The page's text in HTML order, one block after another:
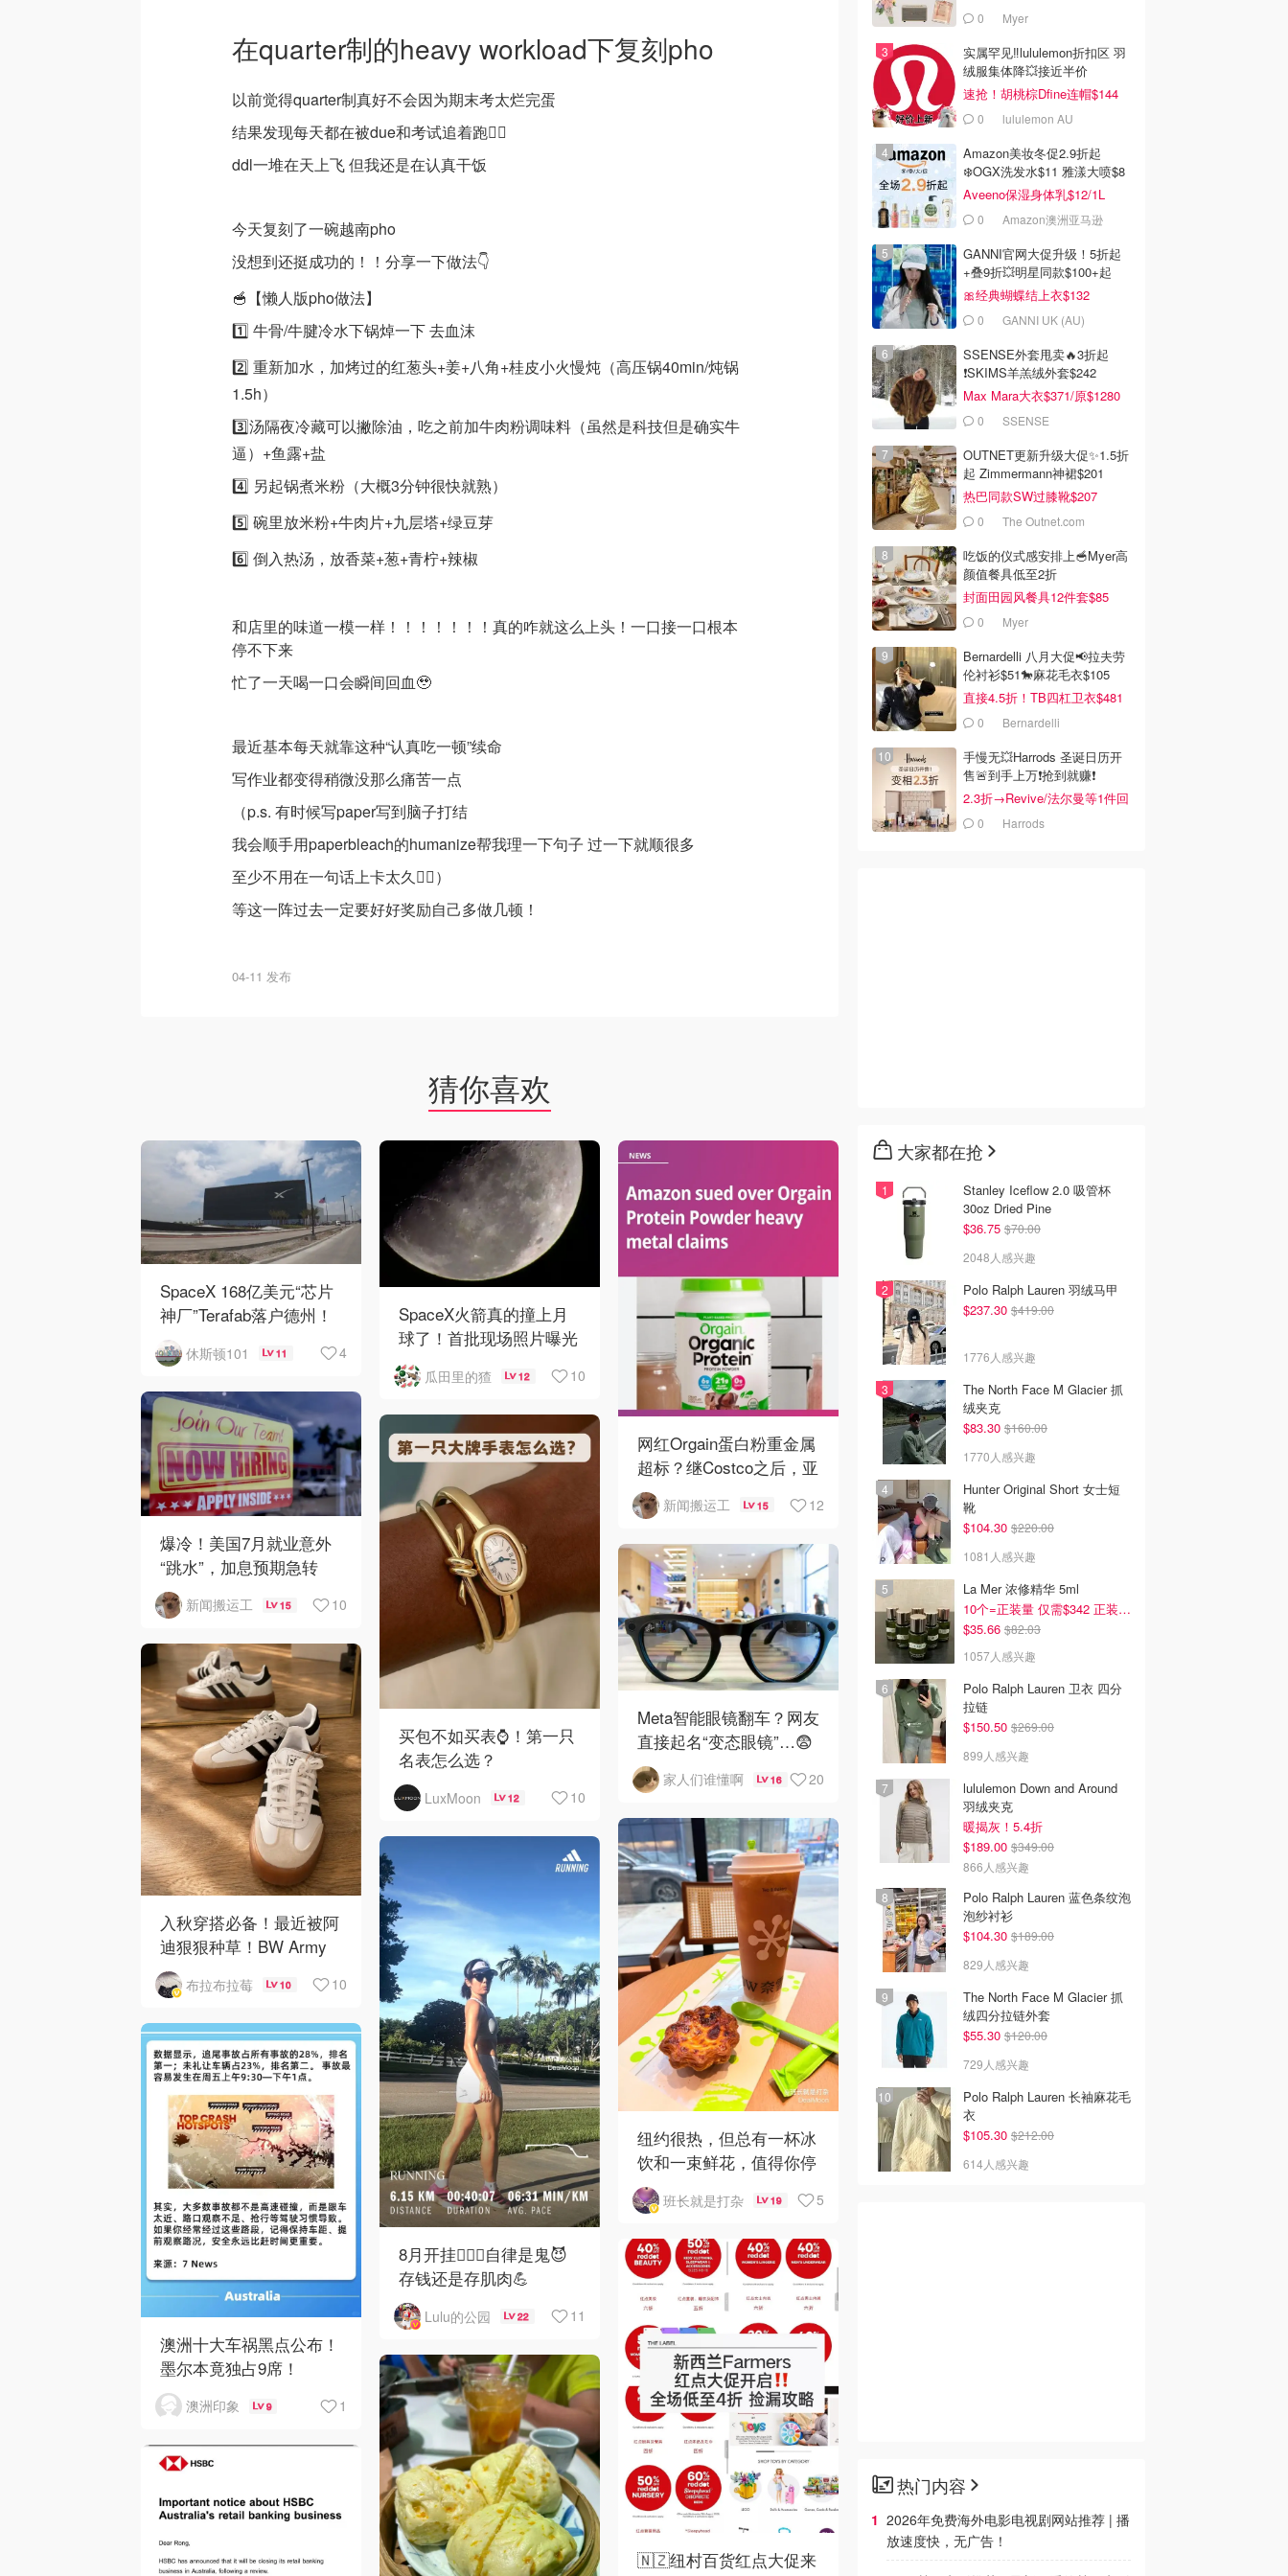
在quarter制的heavy workload下复刻pho
以前觉得quarter制真好不会因为期末考太烂完蛋
结果发现每天都在被due和考试追着跑🙂‍↕️
ddl一堆在天上飞 但我还是在认真干饭
今天复刻了一碗越南pho
没想到还挺成功的！！分享一下做法👇
🥣【懒人版pho做法】
1️⃣ 牛骨/牛腱冷水下锅焯一下 去血沫
2️⃣ 重新加水，加烤过的红葱头+姜+八角+桂皮小火慢炖（高压锅40min/炖锅
1.5h）
3️⃣汤隔夜冷藏可以撇除油，吃之前加牛肉粉调味料（虽然是科技但是确实牛
逼）+鱼露+盐
4️⃣ 另起锅煮米粉（大概3分钟很快就熟）
5️⃣ 碗里放米粉+牛肉片+九层塔+绿豆芽
6️⃣ 倒入热汤，放香菜+葱+青柠+辣椒
和店里的味道一模一样！！！！！！！真的咋就这么上头！一口接一口根本
停不下来
忙了一天喝一口会瞬间回血🥹
最近基本每天就靠这种“认真吃一顿”续命
写作业都变得稍微没那么痛苦一点
（p.s. 有时候写paper写到脑子打结
我会顺手用paperbleach的humanize帮我理一下句子 过一下就顺很多
至少不用在一句话上卡太久🙂‍↕️）
等这一阵过去一定要好好奖励自己多做几顿！
04-11 发布
猜你喜欢
SpaceX 168亿美元“芯片
神厂”Terafab落户德州！
休斯顿101 11 4
SpaceX火箭真的撞上月
球了！首批现场照片曝光
瓜田里的猹 12 10
网红Orgain蛋白粉重金属
超标？继Costco之后，亚
马逊也被告了！
新闻搬运工 15 12
爆冷！美国7月就业意外
“跳水”，加息预期急转
弯！
新闻搬运工 15 10
买包不如买表⌚️！第一只
名表怎么选？
LuxMoon 12 10
Meta智能眼镜翻车？网友
直接起名“变态眼镜”…😨
家人们谁懂啊 16 20
入秋穿搭必备！最近被阿
迪狠狠种草！BW Army
和 Sambae 值得拥有！
布拉布拉莓 10 10
纽约很热，但总有一杯冰
饮和一束鲜花，值得你停
下脚步🌻
班长就是打杂 19 5
8月开挂🏃🏻‍♀️自律是鬼😈
存钱还是存肌肉💪
Lulu的公园 22 11
澳洲十大车祸黑点公布！
墨尔本竟独占9席！
澳洲印象 9 1
🇳🇿纽村百货红点大促来
0 Myer
实属罕见‼️lululemon折扣区 羽
绒服集体降💥接近半价
速抢！胡桃棕Dfine连帽$144
0 lululemon AU
Amazon美妆冬促2.9折起
❄️OGX洗发水$11 雅漾大喷$8
Aveeno保湿身体乳$12/1L
0 Amazon澳洲亚马逊
GANNI官网大促升级！5折起
+叠9折💥明星同款$100+起
🎀经典蝴蝶结上衣$132
0 GANNI UK (AU)
SSENSE外套甩卖🔥3折起
❗SKIMS羊羔绒外套$242
Max Mara大衣$371/原$1280
0 SSENSE
OUTNET更新升级大促✨1.5折
起 Zimmermann神裙$201
热巴同款SW过膝靴$207
0 The Outnet.com
吃饭的仪式感安排上🥣Myer高
颜值餐具低至2折
封面田园风餐具12件套$85
0 Myer
Bernardelli 八月大促📢拉夫劳
伦衬衫$51🐎麻花毛衣$105
直接4.5折！TB四杠卫衣$481
0 Bernardelli
手慢无💥Harrods 圣诞日历开
售🚨到手上万❗️抢到就赚❗️
2.3折→Revive/法尔曼等1件回
本！0 Harrods
大家都在抢
Stanley Iceflow 2.0 吸管杯
30oz Dried Pine
$36.75 $70.00
2048人感兴趣
Polo Ralph Lauren 羽绒马甲
$237.30 $419.00
1776人感兴趣
The North Face M Glacier 抓
绒夹克
$83.30 $160.00
1770人感兴趣
Hunter Original Short 女士短
靴
$104.30 $220.00
1081人感兴趣
La Mer 浓修精华 5ml
10个=正装量 仅需$342 正装半价！
$35.66 $82.03
1057人感兴趣
Polo Ralph Lauren 卫衣 四分
拉链
$150.50 $269.00
899人感兴趣
lululemon Down and Around
羽绒夹克
暖揭灰！5.4折
$189.00 $349.00
866人感兴趣
Polo Ralph Lauren 蓝色条纹泡
泡纱衬衫
$104.30 $189.00
829人感兴趣
The North Face M Glacier 抓
绒四分拉链外套
$55.30 $120.00
729人感兴趣
Polo Ralph Lauren 长袖麻花毛
衣
$105.30 $212.00
614人感兴趣
热门内容
2026年免费海外电影电视剧网站推荐 | 播
放速度快，无广告！